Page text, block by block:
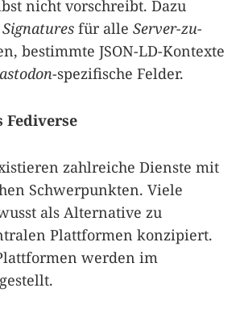
nicht vorschreibt. Dazu
für alle Server-zu-
bestimmte JSON-LD-Kontexte
-spezifische Felder.
Fediverse
zahlreiche Dienste mit
Schwerpunkten. Viele
als Alternative zu
Plattformen konzipiert.
werden im